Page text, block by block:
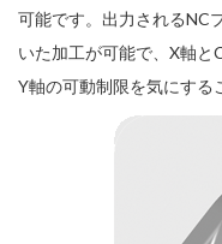
可能です。出力されるNC
いた加工が可能で、X軸と
Y軸の可動制限を気にする